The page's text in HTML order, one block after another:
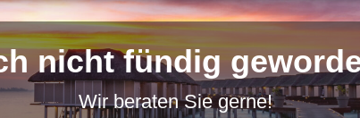
nicht fündig
Wir beraten Sie gerne!